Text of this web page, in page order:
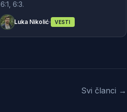
6:1, 6:3.
Luka Nikolić VESTI
Svi članci →